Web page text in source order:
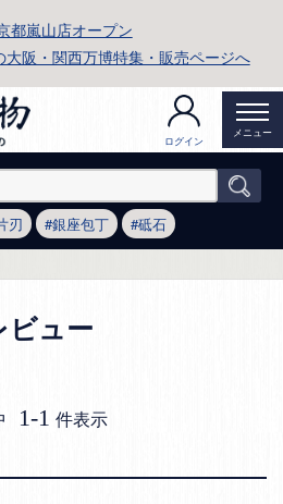
都嵐山店オープン
大阪・関西万博特集・販売ページへ
ログイン
メニュー
刃 銀座包丁 砥石
ビュー
1-1 件表示